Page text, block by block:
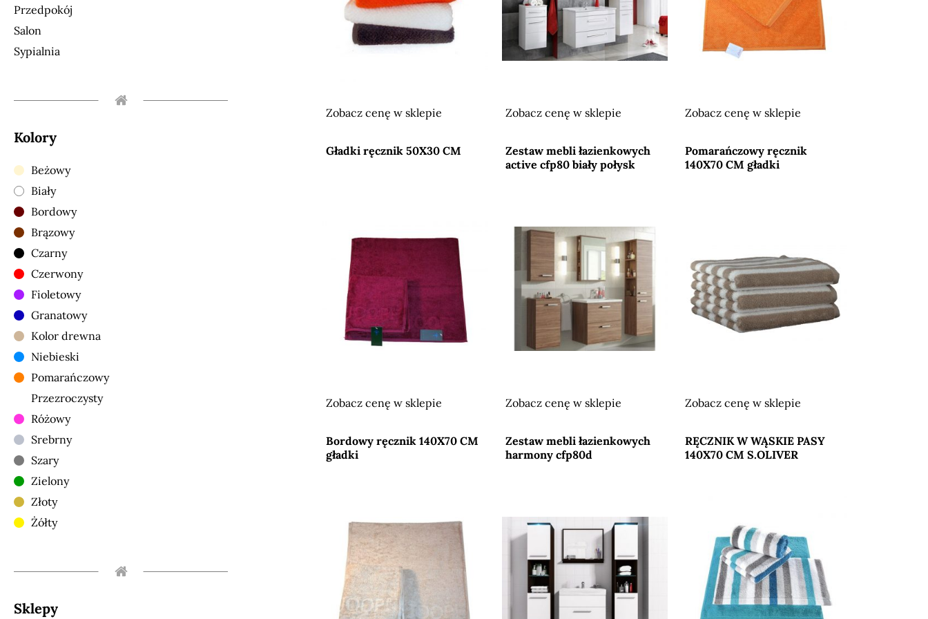
Przedpokój
Salon
Sypialnia
Kolory
Beżowy
Biały
Bordowy
Brązowy
Czarny
Czerwony
Fioletowy
Granatowy
Kolor drewna
Niebieski
Pomarańczowy
Przezroczysty
Różowy
Srebrny
Szary
Zielony
Złoty
Żółty
Sklepy
Zobacz cenę w sklepie
Gładki ręcznik 50X30 CM
Zobacz cenę w sklepie
Zestaw mebli łazienkowych
active cfp80 biały połysk
Zobacz cenę w sklepie
Pomarańczowy ręcznik
140X70 CM gładki
Zobacz cenę w sklepie
Bordowy ręcznik 140X70 CM
gładki
Zobacz cenę w sklepie
Zestaw mebli łazienkowych
harmony cfp80d
Zobacz cenę w sklepie
RĘCZNIK W WĄSKIE PASY
140X70 CM S.OLIVER